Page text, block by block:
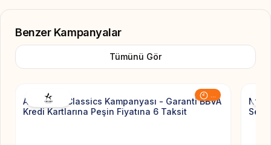
Benzer Kampanyalar
Tümünü Gör
...
Add to
Altınyıldız Classics Kampanyası - Garanti BBVA
Kredi Kartlarına Peşin Fiyatına 6 Taksit